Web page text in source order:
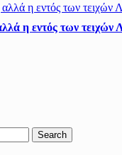
η εντός των